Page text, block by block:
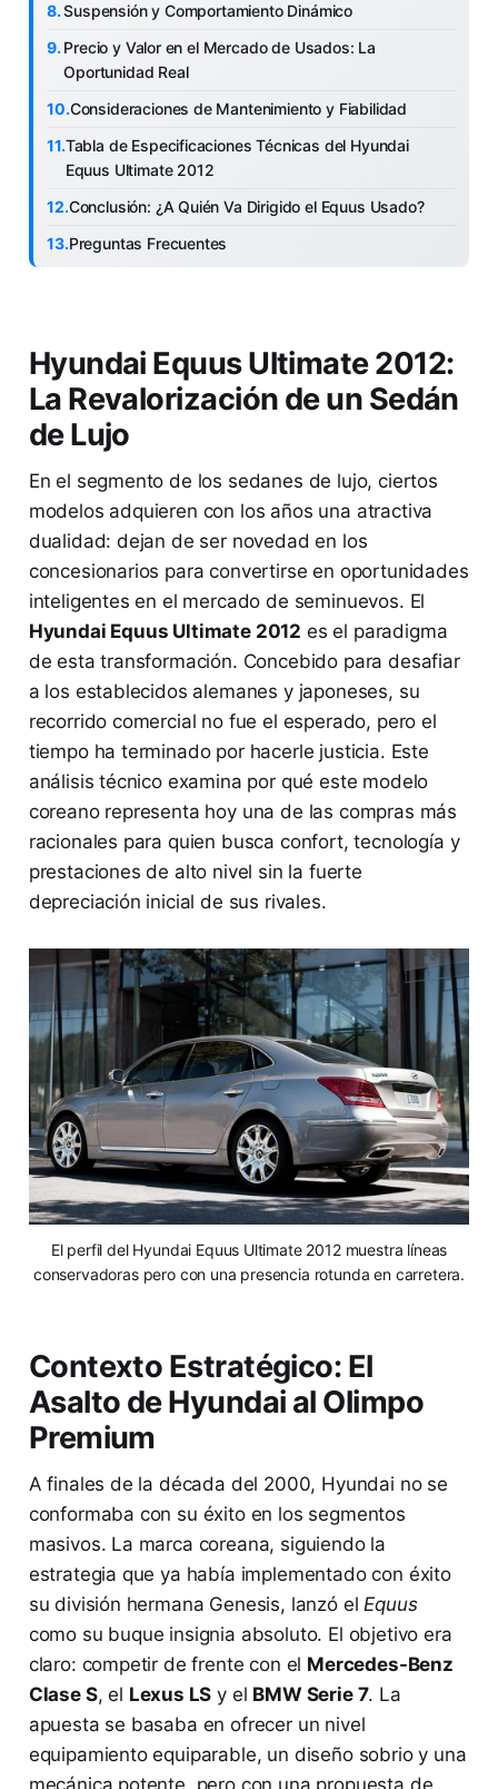
Suspensión y Comportamiento Dinámico
Precio y Valor en el Mercado de Usados: La
Oportunidad Real
Consideraciones de Mantenimiento y Fiabilidad
Tabla de Especificaciones Técnicas del Hyundai
Equus Ultimate 2012
Conclusión: ¿A Quién Va Dirigido el Equus Usado?
Preguntas Frecuentes
Hyundai Equus Ultimate 2012:
La Revalorización de un Sedán
de Lujo
En el segmento de los sedanes de lujo, ciertos
modelos adquieren con los años una atractiva
dualidad: dejan de ser novedad en los
concesionarios para convertirse en oportunidades
inteligentes en el mercado de seminuevos. El
Hyundai Equus Ultimate 2012 es el paradigma
de esta transformación. Concebido para desafiar
a los establecidos alemanes y japoneses, su
recorrido comercial no fue el esperado, pero el
tiempo ha terminado por hacerle justicia. Este
análisis técnico examina por qué este modelo
coreano representa hoy una de las compras más
racionales para quien busca confort, tecnología y
prestaciones de alto nivel sin la fuerte
depreciación inicial de sus rivales.
El perfil del Hyundai Equus Ultimate 2012 muestra líneas
conservadoras pero con una presencia rotunda en carretera.
Contexto Estratégico: El
Asalto de Hyundai al Olimpo
Premium
A finales de la década del 2000, Hyundai no se
conformaba con su éxito en los segmentos
masivos. La marca coreana, siguiendo la
estrategia que ya había implementado con éxito
su división hermana Genesis, lanzó el Equus
como su buque insignia absoluto. El objetivo era
claro: competir de frente con el Mercedes-Benz
Clase S, el Lexus LS y el BMW Serie 7. La
apuesta se basaba en ofrecer un nivel
equipamiento equiparable, un diseño sobrio y una
mecánica potente, pero con una propuesta de